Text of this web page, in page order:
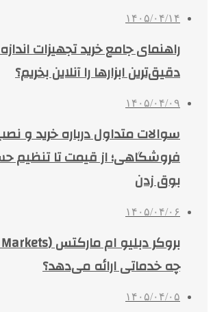
۱۴۰۵/۰۴/۱۴
راهنمای جامع خرید تجهیزات
دقیق‌ترین ابزارها را آنلاین بخریم؟
۱۴۰۵/۰۴/۰۹
سوالات متداول درباره خرید و
فروشگاهی؛ از قیمت تا تنظیم
بوق زدن
۱۴۰۵/۰۴/۰۶
چه خدماتی ارائه می‌دهد؟
۱۴۰۵/۰۴/۰۵